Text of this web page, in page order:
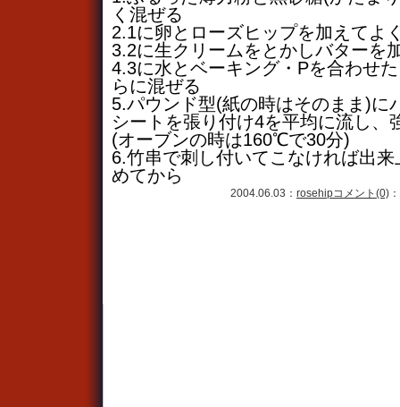
く混ぜる
2.1に卵とローズヒップを加えてよ
3.2に生クリームをとかしバターを
4.3に水とベーキング・Pを合わせ
らに混ぜる
5.パウンド型(紙の時はそのまま)に
シートを張り付け4を平均に流し、
(オーブンの時は160℃で30分)
6.竹串で刺し付いてこなければ出
めてから
2004.06.03： rosehipコメント(0)